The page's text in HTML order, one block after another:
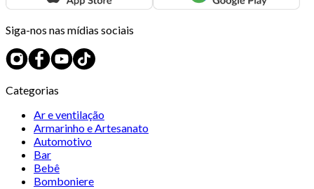
Siga-nos nas mídias sociais
Categorias
Ar e ventilação
Armarinho e Artesanato
Automotivo
Bar
Bebê
Bomboniere